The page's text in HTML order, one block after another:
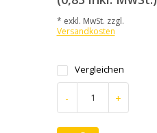
* exkl. MwSt. zzgl.
Versandkosten
Vergleichen
- +